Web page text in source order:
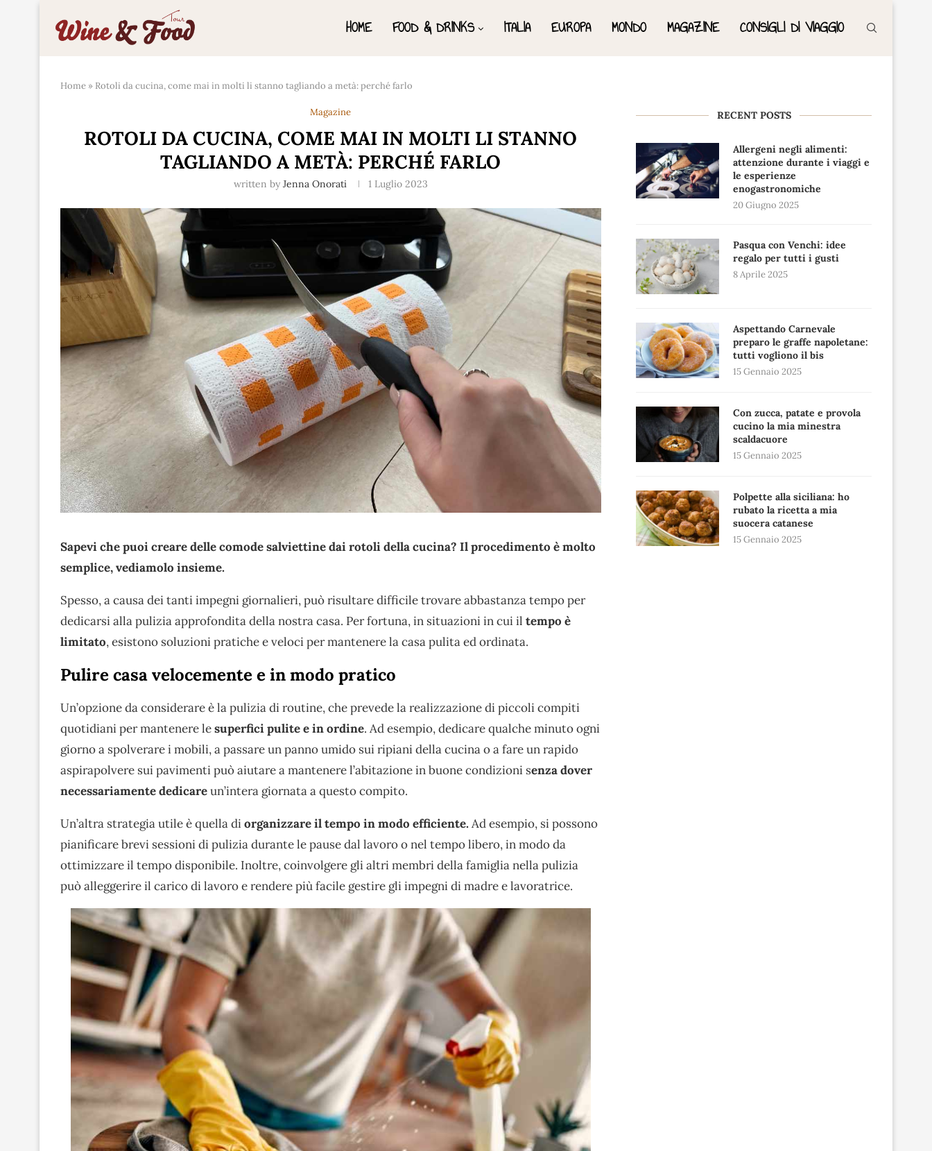
HOME FOOD & DRINKS ITALIA EUROPA MONDO MAGAZINE CONSIGLI DI VIAGGIO
Home » Rotoli da cucina, come mai in molti li stanno tagliando a metà: perché farlo
Magazine
ROTOLI DA CUCINA, COME MAI IN MOLTI LI STANNO
TAGLIANDO A METÀ: PERCHÉ FARLO
written by Jenna Onorati 1 Luglio 2023
Sapevi che puoi creare delle comode salviettine dai rotoli della cucina? Il procedimento è molto
semplice, vediamolo insieme.
Spesso, a causa dei tanti impegni giornalieri, può risultare difficile trovare abbastanza tempo per
dedicarsi alla pulizia approfondita della nostra casa. Per fortuna, in situazioni in cui il tempo è
limitato, esistono soluzioni pratiche e veloci per mantenere la casa pulita ed ordinata.
Pulire casa velocemente e in modo pratico
Un’opzione da considerare è la pulizia di routine, che prevede la realizzazione di piccoli compiti
quotidiani per mantenere lesuperfici pulite e in ordine. Ad esempio, dedicare qualche minuto ogni
giorno a spolverare i mobili, a passare un panno umido sui ripiani della cucina o a fare un rapido
aspirapolvere sui pavimenti può aiutare a mantenere l’abitazione in buone condizioni senza dover
necessariamente dedicareun’intera giornata a questo compito.
Un’altra strategia utile è quella diorganizzare il tempo in modo efficiente. Ad esempio, si possono
pianificare brevi sessioni di pulizia durante le pause dal lavoro o nel tempo libero, in modo da
ottimizzare il tempo disponibile. Inoltre, coinvolgere gli altri membri della famiglia nella pulizia
può alleggerire il carico di lavoro e rendere più facile gestire gli impegni di madre e lavoratrice.
RECENT POSTS
Allergeni negli alimenti:
attenzione durante i viaggi e
le esperienze
enogastronomiche
20 Giugno 2025
Pasqua con Venchi: idee
regalo per tutti i gusti
8 Aprile 2025
Aspettando Carnevale
preparo le graffe napoletane:
tutti vogliono il bis
15 Gennaio 2025
Con zucca, patate e provola
cucino la mia minestra
scaldacuore
15 Gennaio 2025
Polpette alla siciliana: ho
rubato la ricetta a mia
suocera catanese
15 Gennaio 2025